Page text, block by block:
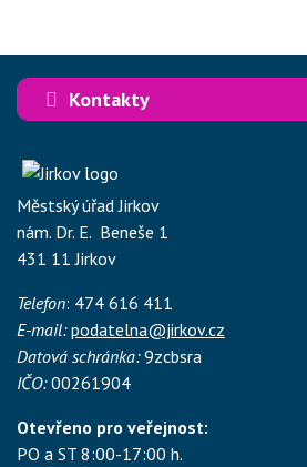
Kontakty
Městský úřad Jirkov
nám. Dr. E. Beneše 1
431 11 Jirkov
Telefon: 474 616 411
E-mail: podatelna@jirkov.cz
Datová schránka:9zcbsra
IČO:00261904
Otevřeno pro veřejnost:
PO a ST 8:00-17:00 h.